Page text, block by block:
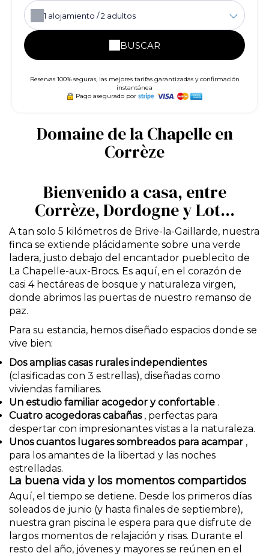
1 alojamiento /2 adultos
BUSCAR
Reservas 100% seguras, las mejores tarifas garantizadas y confirmación
instantánea
Pago asegurado por
Domaine de la Chapelle en
Corrèze
Bienvenido a casa, entre
Corrèze, Dordogne y Lot...
A tan solo 5 kilómetros de Brive-la-Gaillarde, nuestra
finca se extiende plácidamente sobre una verde
ladera, justo debajo del encantador pueblecito de
La Chapelle-aux-Brocs. Es aquí, en el corazón de
casi 4 hectáreas de bosque y naturaleza virgen,
donde abrimos las puertas de nuestro remanso de
paz.
Para su estancia, hemos diseñado espacios donde se
vive bien:
Dos amplias casas rurales independientes
(clasificadas con 3 estrellas), diseñadas como
viviendas familiares.
Un estudio familiar acogedor y confortable .
Cuatro acogedoras cabañas, perfectas para
despertar con impresionantes vistas a la naturaleza.
Unos cuantos lugares sombreados para acampar ,
para los amantes de la libertad y las noches
estrelladas.
La buena vida y los momentos compartidos
Aquí, el tiempo se detiene. Desde los primeros días
soleados de junio (y hasta finales de septiembre),
nuestra gran piscina le espera para que disfrute de
largos momentos de relajación y risas. Durante el
resto del año, jóvenes y mayores se reúnen en el